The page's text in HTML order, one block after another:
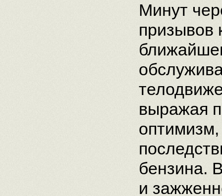
Минут
призывов
выражая
бензина.
и